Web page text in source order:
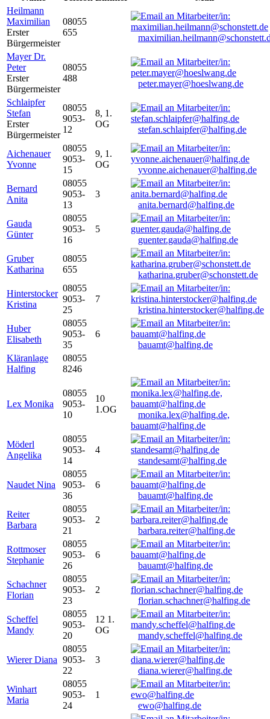
Heilmann
Maximilian
Erster
Bürgermeister
08055
655
Mayer Dr.
Peter
Erster
Bürgermeister
08055
488
peter.mayer@hoeslwang.de
Schlaipfer
Stefan
Erster
Bürgermeister
08055
9053-
12
8, 1.
OG
stefan.schlaipfer@halfing.de
Aichenauer
Yvonne
08055
9053-
15
9, 1.
OG
yvonne.aichenauer@halfing.de
Bernard
Anita
08055
9053-
13
3
anita.bernard@halfing.de
Gauda
Günter
08055
9053-
16
5
guenter.gauda@halfing.de
Gruber
Katharina
08055
655
katharina.gruber@schonstett.de
Hinterstocker
Kristina
08055
9053-
25
7
kristina.hinterstocker@halfing.de
Huber
Elisabeth
08055
9053-
35
6
bauamt@halfing.de
Kläranlage
Halfing
08055
8246
Lex Monika
08055
9053-
10
10
1.OG
monika.lex@halfing.de,
bauamt@halfing.de
Möderl
Angelika
08055
9053-
14
4
standesamt@halfing.de
Naudet Nina
08055
9053-
36
6
bauamt@halfing.de
Reiter
Barbara
08055
9053-
21
2
barbara.reiter@halfing.de
Rottmoser
Stephanie
08055
9053-
26
6
bauamt@halfing.de
Schachner
Florian
08055
9053-
23
2
florian.schachner@halfing.de
Scheffel
Mandy
08055
9053-
20
12 1.
OG
mandy.scheffel@halfing.de
Wierer Diana
08055
9053-
22
3
diana.wierer@halfing.de
Winhart
Maria
08055
9053-
24
1
ewo@halfing.de